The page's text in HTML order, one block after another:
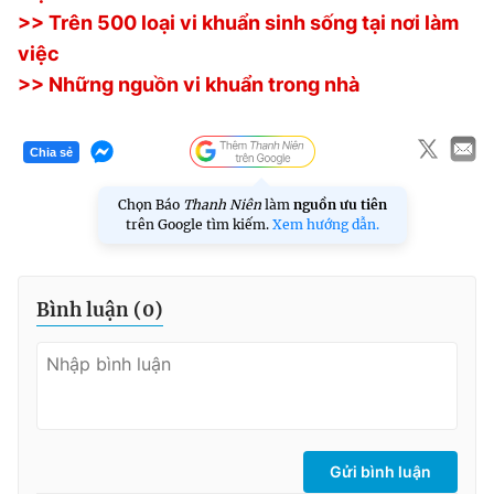
>> Trên 500 loại vi khuẩn sinh sống tại nơi làm
việc
>> Những nguồn vi khuẩn trong nhà
Chia sẻ
Chọn Báo Thanh Niên làm nguồn ưu tiên
trên Google tìm kiếm. Xem hướng dẫn.
Bình luận (0)
Gửi bình luận